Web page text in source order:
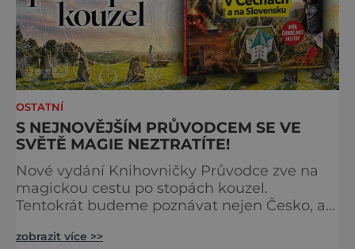
OSTATNÍ
S NEJNOVĚJŠÍM PRŮVODCEM SE VE
SVĚTĚ MAGIE NEZTRATÍTE!
Nové vydání Knihovničky Průvodce zve na
magickou cestu po stopách kouzel.
Tentokrát budeme poznávat nejen Česko, ale
že obě země jsou okouzlující, není pochyb,
zobrazit více >>